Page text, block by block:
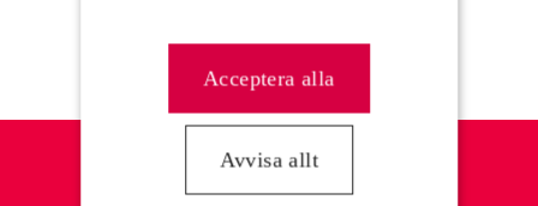
Acceptera alla
Avvisa allt